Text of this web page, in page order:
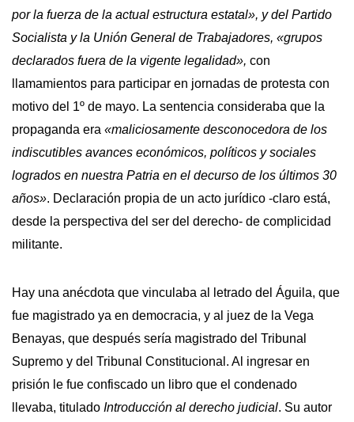
por la fuerza de la actual estructura estatal», y del Partido
Socialista y la Unión General de Trabajadores, «grupos
declarados fuera de la vigente legalidad», con
llamamientos para participar en jornadas de protesta con
motivo del 1º de mayo. La sentencia consideraba que la
propaganda era «maliciosamente desconocedora de los
indiscutibles avances económicos, políticos y sociales
logrados en nuestra Patria en el decurso de los últimos 30
años». Declaración propia de un acto jurídico -claro está,
desde la perspectiva del ser del derecho- de complicidad
militante.
Hay una anécdota que vinculaba al letrado del Águila, que
fue magistrado ya en democracia, y al juez de la Vega
Benayas, que después sería magistrado del Tribunal
Supremo y del Tribunal Constitucional. Al ingresar en
prisión le fue confiscado un libro que el condenado
llevaba, titulado Introducción al derecho judicial. Su autor